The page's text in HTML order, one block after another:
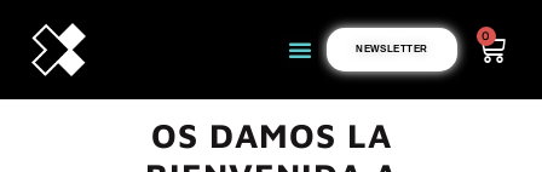
NEWSLETTER
0
OS DAMOS LA